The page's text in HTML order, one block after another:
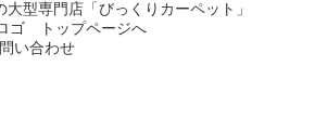
型専門店「びっくりカーペット」
問い合わせ